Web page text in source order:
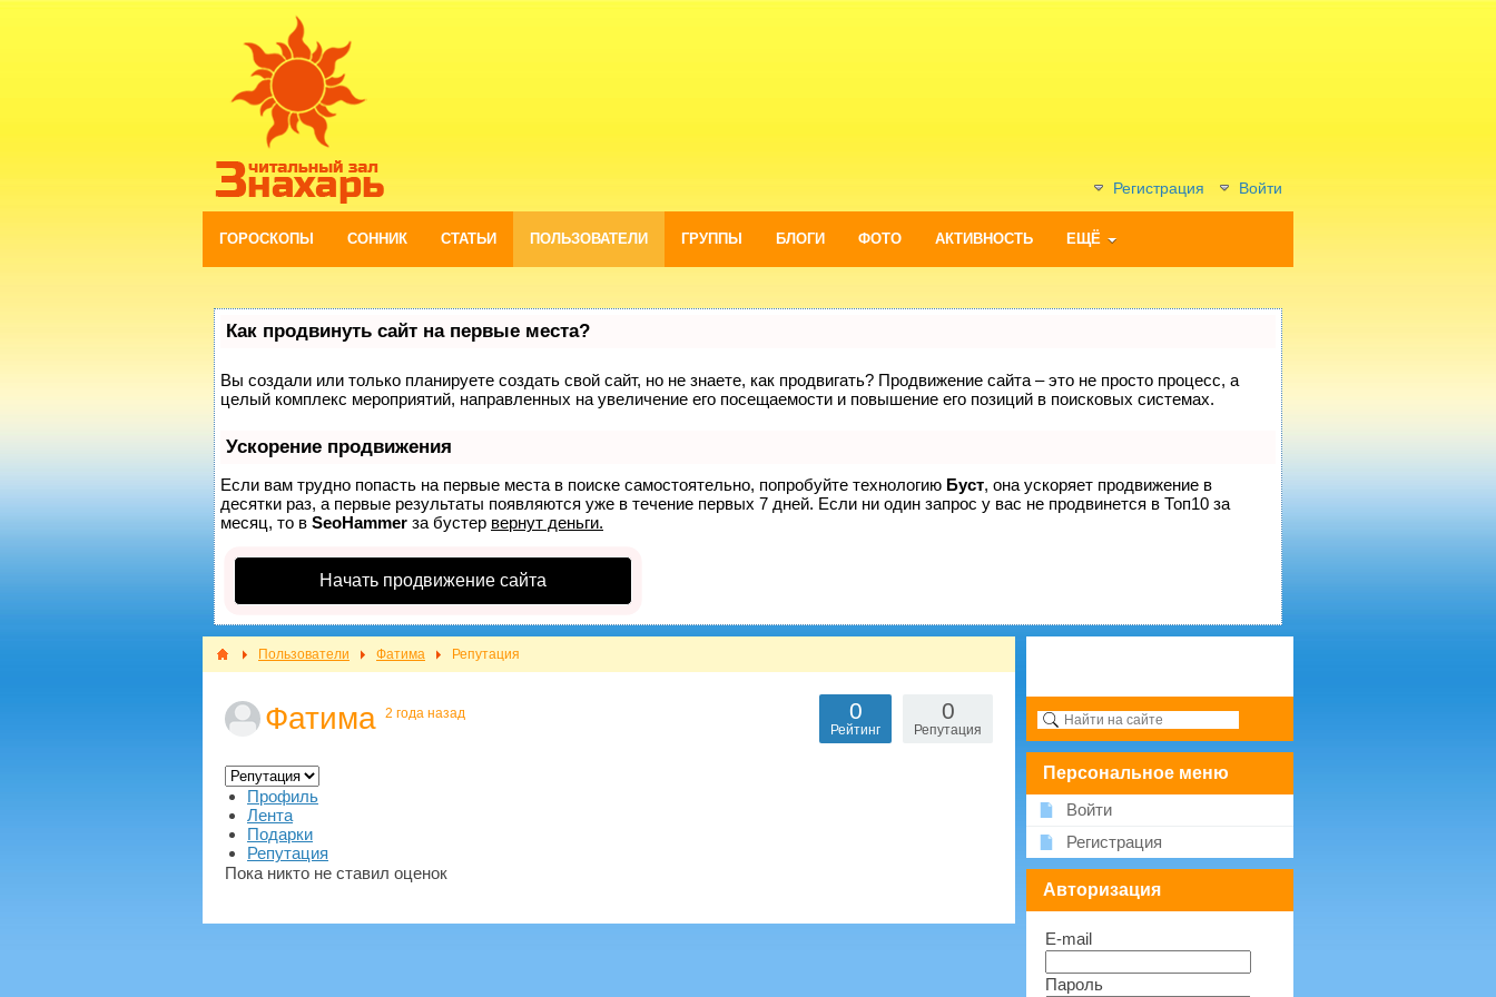
Регистрация Войти
ГОРОСКОПЫ СОННИК СТАТЬИ ПОЛЬЗОВАТЕЛИ ГРУППЫ БЛОГИ ФОТО АКТИВНОСТЬ ЕЩЁ
Как продвинуть сайт на первые места?
Вы создали или только планируете создать свой сайт, но не знаете, как продвигать? Продвижение сайта – это не просто процесс, а
целый комплекс мероприятий, направленных на увеличение его посещаемости и повышение его позиций в поисковых системах.
Ускорение продвижения
Если вам трудно попасть на первые места в поиске самостоятельно, попробуйте технологию Буст, она ускоряет продвижение в
десятки раз, а первые результаты появляются уже в течение первых 7 дней. Если ни один запрос у вас не продвинется в Топ10 за
месяц, то в SeoHammer за бустер вернут деньги.
Начать продвижение сайта
Пользователи Фатима Репутация
Фатима 2 года назад 0
Репутация
0
Рейтинг
Профиль
Лента
Подарки
Репутация
Пока никто не ставил оценок
Персональное меню
Войти
Регистрация
Авторизация
E-mail
Пароль